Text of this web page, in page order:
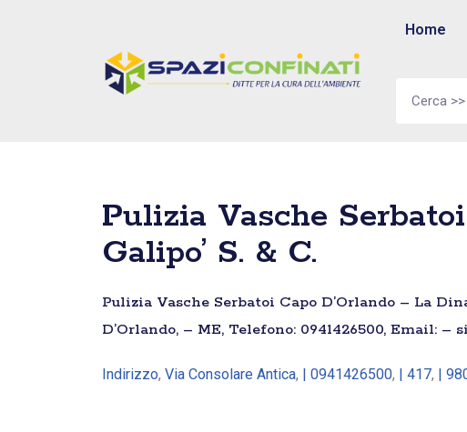
Home
Pulizia Vasche
Galipo’ S. & C.
Pulizia Vasche Serbatoi Capo D’Orlando – La
D’Orlando, – ME, Telefono: 0941426500, Email:
Indirizzo, Via Consolare Antica, | 0941426500, | 417, |